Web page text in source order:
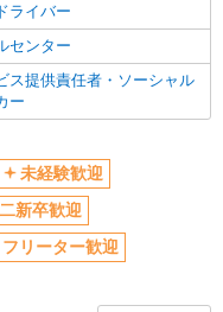
ライバー
センター
ス提供責任者・ソーシャル
ー
未経験歓迎
新卒歓迎
フリーター歓迎